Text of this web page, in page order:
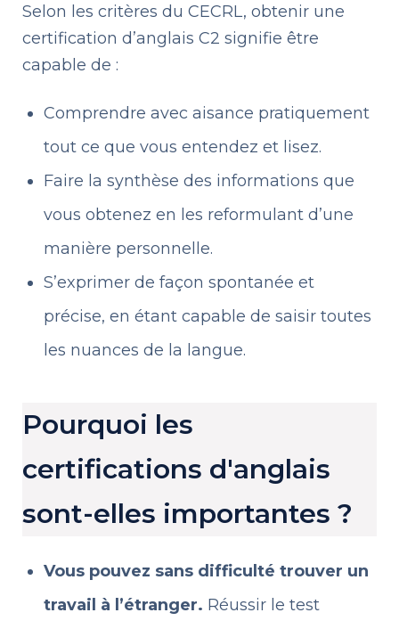
Selon les critères du CECRL, obtenir une
certification d’anglais C2 signifie être
capable de :
Comprendre avec aisance pratiquement
tout ce que vous entendez et lisez.
Faire la synthèse des informations que
vous obtenez en les reformulant d’une
manière personnelle.
S’exprimer de façon spontanée et
précise, en étant capable de saisir toutes
les nuances de la langue.
Pourquoi les
certifications d'anglais
sont-elles importantes ?
Vous pouvez sans difficulté trouver un
travail à l’étranger. Réussir le test